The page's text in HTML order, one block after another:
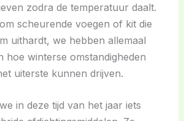
zodra de temperatuur daalt.
scheurende voegen of kit die
uithardt, we hebben allemaal
hoe winterse omstandigheden
uiterste kunnen drijven.
in deze tijd van het jaar iets